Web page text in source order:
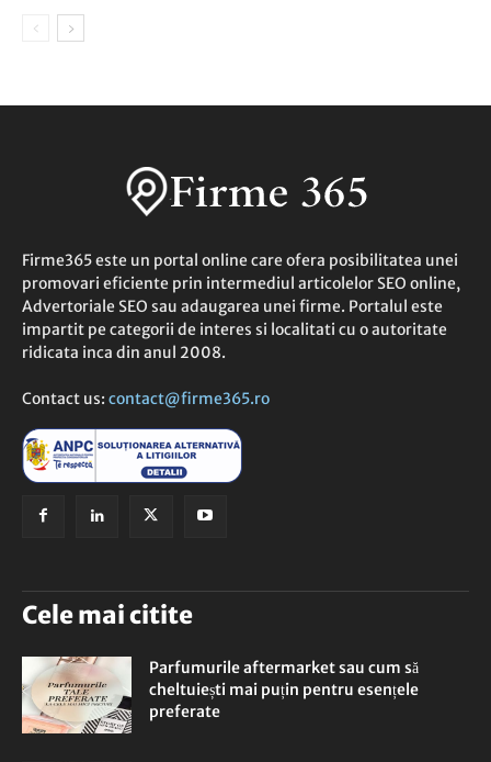
Firme365 este un portal online care ofera posibilitatea unei
promovari eficiente prin intermediul articolelor SEO online,
Advertoriale SEO sau adaugarea unei firme. Portalul este
impartit pe categorii de interes si localitati cu o autoritate
ridicata inca din anul 2008.
Contact us: contact@firme365.ro
Cele mai citite
Parfumurile aftermarket sau cum să
cheltuiești mai puțin pentru esențele
preferate